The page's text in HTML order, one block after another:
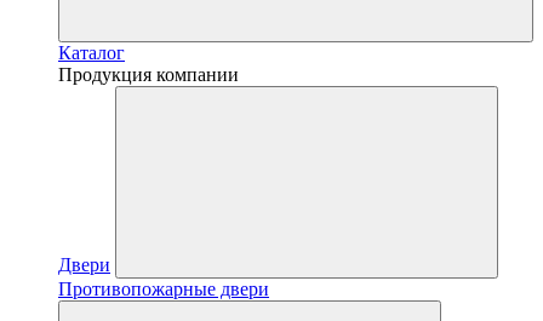
Каталог
Продукция компании
Двери
Противопожарные двери